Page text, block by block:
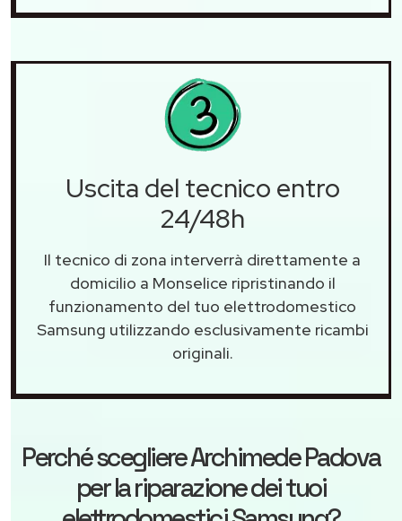
Uscita del tecnico entro
24/48h
Il tecnico di zona interverrà direttamente a
domicilio a Monselice ripristinando il
funzionamento del tuo elettrodomestico
Samsung utilizzando esclusivamente ricambi
originali.
Perché scegliereArchimede Padova
per la riparazione dei tuoi